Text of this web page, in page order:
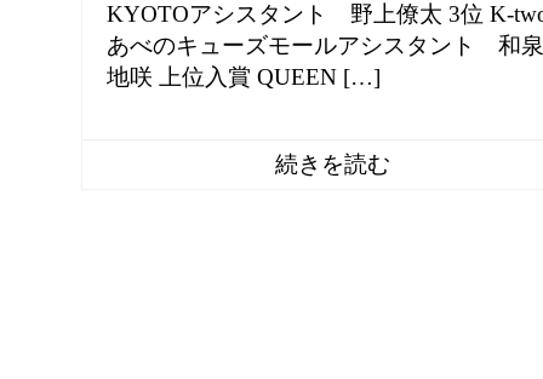
KYOTOアシスタント 野上僚太 3位 K-
あべのキューズモールアシスタント 和泉
地咲 上位入賞 QUEEN […]